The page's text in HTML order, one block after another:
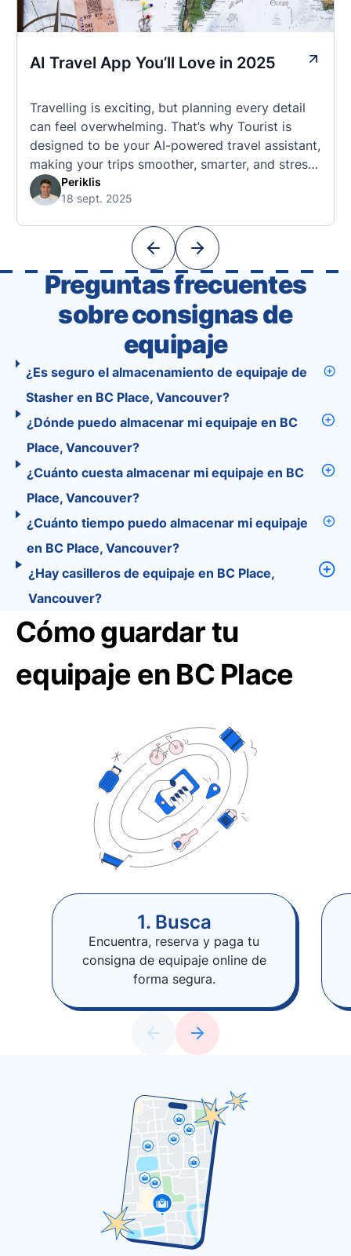
AI Travel App You’ll Love in 2025
Travelling is exciting, but planning every detail
can feel overwhelming. That’s why Tourist is
designed to be your AI-powered travel assistant,
making your trips smoother, smarter, and stress-
free. 🧭 What Makes the Tourist App Unique?
Unlike standard travel apps, Tourist combines
With Tourist, your trip planning becomes as
Periklis
18 sept. 2025
Preguntas frecuentes
sobre consignas de
equipaje
¿Es seguro el almacenamiento de equipaje de
Stasher en BC Place, Vancouver?
¿Dónde puedo almacenar mi equipaje en BC
Place, Vancouver?
¿Cuánto cuesta almacenar mi equipaje en BC
Place, Vancouver?
¿Cuánto tiempo puedo almacenar mi equipaje
en BC Place, Vancouver?
¿Hay casilleros de equipaje en BC Place,
Vancouver?
Cómo guardar tu
equipaje en BC Place
1. Busca
Encuentra, reserva y paga tu
consigna de equipaje online de
forma segura.